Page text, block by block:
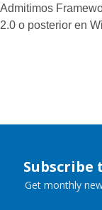
Admitimos
2.0 o posterior en
Subscribe
Get monthly